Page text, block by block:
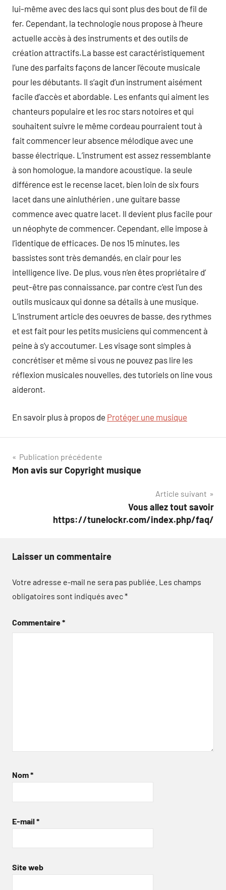
lui-même avec des lacs qui sont plus des bout de fil de
fer. Cependant, la technologie nous propose à l’heure
actuelle accès à des instruments et des outils de
création attractifs.La basse est caractéristiquement
l’une des parfaits façons de lancer l’écoute musicale
pour les débutants. Il s’agit d’un instrument aisément
facile d’accès et abordable. Les enfants qui aiment les
chanteurs populaire et les roc stars notoires et qui
souhaitent suivre le même cordeau pourraient tout à
fait commencer leur absence mélodique avec une
basse électrique. L’instrument est assez ressemblante
à son homologue, la mandore acoustique. la seule
différence est le recense lacet, bien loin de six fours
lacet dans une ainluthérien , une guitare basse
commence avec quatre lacet. Il devient plus facile pour
un néophyte de commencer. Cependant, elle impose à
l’identique de efficaces. De nos 15 minutes, les
bassistes sont très demandés, en clair pour les
intelligence live. De plus, vous n’en êtes propriétaire d’
peut-être pas connaissance, par contre c’est l’un des
outils musicaux qui donne sa détails à une musique.
L’instrument article des oeuvres de basse, des rythmes
et est fait pour les petits musiciens qui commencent à
peine à s’y accoutumer. Les visage sont simples à
concrétiser et même si vous ne pouvez pas lire les
réflexion musicales nouvelles, des tutoriels on line vous
aideront.
En savoir plus à propos de Protéger une musique
Navigation
de
Publication précédente
Mon avis sur Copyright musique
Article suivant
Vous allez tout savoir
https://tunelockr.com/index.php/faq/
Laisser un commentaire
Votre adresse e-mail ne sera pas publiée. Les champs
obligatoires sont indiqués avec*
Commentaire*
Nom*
E-mail *
Site web